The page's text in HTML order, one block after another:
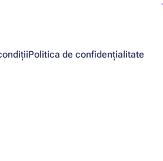
Politica de confidențialitate